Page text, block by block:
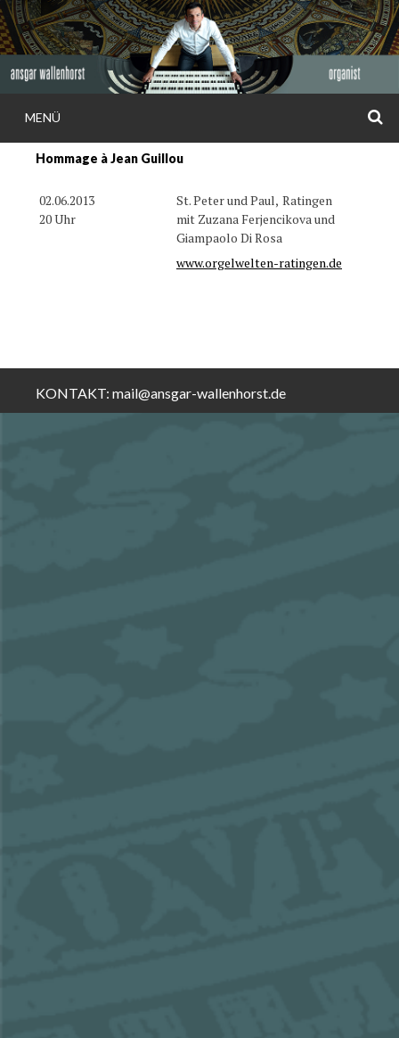
Weiter
zum
Inhalt
ANSGAR
MENÜ
Hommage à Jean Guillou
02.06.2013
20 Uhr
St. Peter und Paul, Ratingen
mit Zuzana Ferjencikova und
Giampaolo Di Rosa
www.orgelwelten-ratingen.de
KONTAKT: mail@ansgar-wallenhorst.de